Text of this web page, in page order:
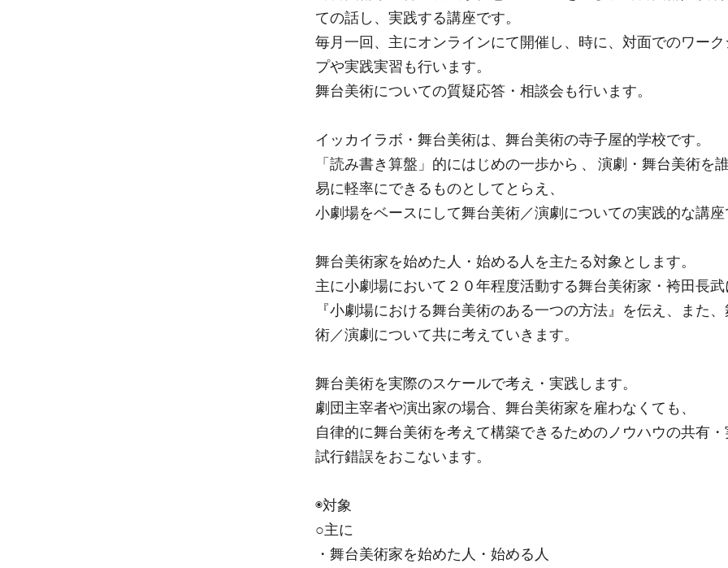
ての話し、実践する講座です。
毎月一回、主にオンラインにて開催し、時に、対面でのワー
プや実践実習も行います。
舞台美術についての質疑応答・相談会も行います。
イッカイラボ・舞台美術は、舞台美術の寺子屋的学校です。
「読み書き算盤」的にはじめの一歩から 、 演劇・舞台美術を
易に軽率にできるものとしてとらえ、
小劇場をベースにして舞台美術／演劇についての実践的な講
舞台美術家を始めた人・始める人を主たる対象とします。
主に小劇場において２０年程度活動する舞台美術家・袴田長
『小劇場における舞台美術のある一つの方法』を伝え、また
術／演劇について共に考えていきます。
舞台美術を実際のスケールで考え・実践します。
劇団主宰者や演出家の場合、舞台美術家を雇わなくても、
自律的に舞台美術を考えて構築できるためのノウハウの共有
試行錯誤をおこないます。
◉対象
○主に
・舞台美術家を始めた人・始める人